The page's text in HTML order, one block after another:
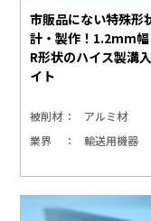
市販品にない特殊形
計・製作！1.2mm
R形状のハイス製溝
イト
被削材
アルミ材
業界
輸送用機器